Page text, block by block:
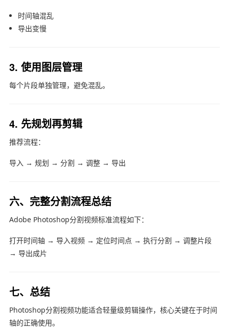
时间轴混乱
导出变慢
3. 使用图层管理
每个片段单独管理，避免混乱。
4. 先规划再剪辑
推荐流程：
导入 → 规划 → 分割 → 调整 → 导出
六、完整分割流程总结
Adobe Photoshop分割视频标准流程如下：
打开时间轴 → 导入视频 → 定位时间点 → 执行分割 → 调整片段
→ 导出成片
七、总结
Photoshop分割视频功能适合轻量级剪辑操作，核心关键在于时间
轴的正确使用。